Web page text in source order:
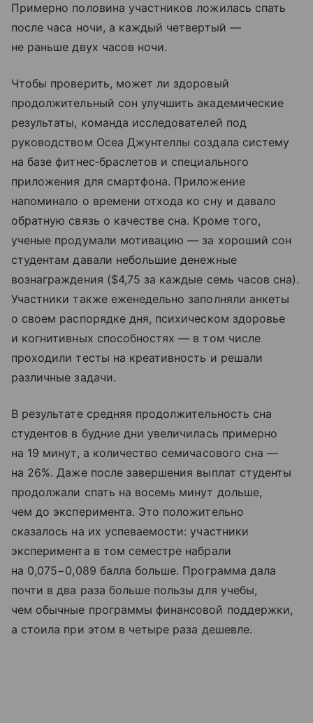
Примерно половина участников ложилась спать
после часа ночи, а каждый четвертый —
не раньше двух часов ночи.
Чтобы проверить, может ли здоровый
продолжительный сон улучшить академические
результаты, команда исследователей под
руководством Осеа Джунтеллы создала систему
на базе фитнес‑браслетов и специального
приложения для смартфона. Приложение
напоминало о времени отхода ко сну и давало
обратную связь о качестве сна. Кроме того,
ученые продумали мотивацию — за хороший сон
студентам давали небольшие денежные
вознаграждения ($4,75 за каждые семь часов сна).
Участники также еженедельно заполняли анкеты
о своем распорядке дня, психическом здоровье
и когнитивных способностях — в том числе
проходили тесты на креативность и решали
различные задачи.
В результате средняя продолжительность сна
студентов в будние дни увеличилась примерно
на 19 минут, а количество семичасового сна —
на 26%. Даже после завершения выплат студенты
продолжали спать на восемь минут дольше,
чем до эксперимента. Это положительно
сказалось на их успеваемости: участники
эксперимента в том семестре набрали
на 0,075−0,089 балла больше. Программа дала
почти в два раза больше пользы для учебы,
чем обычные программы финансовой поддержки,
а стоила при этом в четыре раза дешевле.